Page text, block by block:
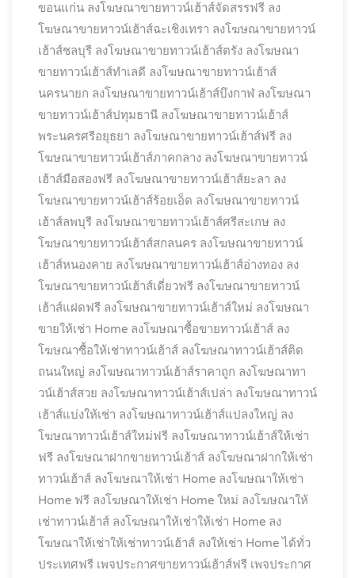
ขอนแก่น ลงโฆษณาขายทาวน์เฮ้าส์จัดสรรฟรี ลง
โฆษณาขายทาวน์เฮ้าส์ฉะเชิงเทรา ลงโฆษณาขายทาวน์
เฮ้าส์ชลบุรี ลงโฆษณาขายทาวน์เฮ้าส์ตรัง ลงโฆษณา
ขายทาวน์เฮ้าส์ทำเลดี ลงโฆษณาขายทาวน์เฮ้าส์
นครนายก ลงโฆษณาขายทาวน์เฮ้าส์บึงกาฬ ลงโฆษณา
ขายทาวน์เฮ้าส์ปทุมธานี ลงโฆษณาขายทาวน์เฮ้าส์
พระนครศรีอยุธยา ลงโฆษณาขายทาวน์เฮ้าส์ฟรี ลง
โฆษณาขายทาวน์เฮ้าส์ภาคกลาง ลงโฆษณาขายทาวน์
เฮ้าส์มือสองฟรี ลงโฆษณาขายทาวน์เฮ้าส์ยะลา ลง
โฆษณาขายทาวน์เฮ้าส์ร้อยเอ็ด ลงโฆษณาขายทาวน์
เฮ้าส์ลพบุรี ลงโฆษณาขายทาวน์เฮ้าส์ศรีสะเกษ ลง
โฆษณาขายทาวน์เฮ้าส์สกลนคร ลงโฆษณาขายทาวน์
เฮ้าส์หนองคาย ลงโฆษณาขายทาวน์เฮ้าส์อ่างทอง ลง
โฆษณาขายทาวน์เฮ้าส์เดี่ยวฟรี ลงโฆษณาขายทาวน์
เฮ้าส์แฝดฟรี ลงโฆษณาขายทาวน์เฮ้าส์ใหม่ ลงโฆษณา
ขายให้เช่า Home ลงโฆษณาซื้อขายทาวน์เฮ้าส์ ลง
โฆษณาซื้อให้เช่าทาวน์เฮ้าส์ ลงโฆษณาทาวน์เฮ้าส์ติด
ถนนใหญ่ ลงโฆษณาทาวน์เฮ้าส์ราคาถูก ลงโฆษณาทา
วน์เฮ้าส์สวย ลงโฆษณาทาวน์เฮ้าส์เปล่า ลงโฆษณาทาวน์
เฮ้าส์แบ่งให้เช่า ลงโฆษณาทาวน์เฮ้าส์แปลงใหญ่ ลง
โฆษณาทาวน์เฮ้าส์ใหม่ฟรี ลงโฆษณาทาวน์เฮ้าส์ให้เช่า
ฟรี ลงโฆษณาฝากขายทาวน์เฮ้าส์ ลงโฆษณาฝากให้เช่า
ทาวน์เฮ้าส์ ลงโฆษณาให้เช่า Home ลงโฆษณาให้เช่า
Home ฟรี ลงโฆษณาให้เช่า Home ใหม่ ลงโฆษณาให้
เช่าทาวน์เฮ้าส์ ลงโฆษณาให้เช่าให้เช่า Home ลง
โฆษณาให้เช่าให้เช่าทาวน์เฮ้าส์ ลงให้เช่า Home ได้ทั่ว
ประเทศฟรี เพจประกาศขายทาวน์เฮ้าส์ฟรี เพจประกาศ